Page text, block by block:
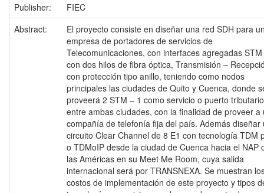
Publisher:
FIEC
Abstract:
El proyecto consiste en diseñar una red SDH para
empresa de portadores de servicios de
Telecomunicaciones, con interfaces agregadas
con dos hilos de fibra óptica, Transmisión –
con protección tipo anillo, teniendo como nodos
principales las ciudades de Quito y Cuenca, donde
proveerá 2 STM – 1 como servicio o puerto tributario
entre ambas ciudades, con la finalidad de proveer a
compañía de telefonía fija del país. Además diseñar
circuito Clear Channel de 8 E1 con tecnología TDM
o TDMoIP desde la ciudad de Cuenca hacia el NAP
las Américas en su Meet Me Room, cuya salida
internacional será por TRANSNEXA. Se muestran
costos de implementación de este proyecto y tipos